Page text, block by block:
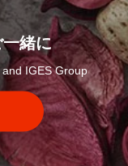
緒に
IGES Group